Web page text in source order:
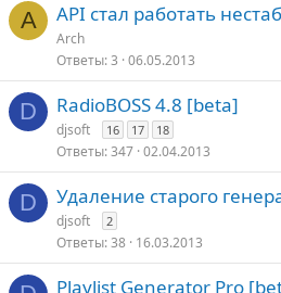
A API стал работать
Arch
Ответы 3 06.05.2013
D RadioBOSS 4.8 [beta]
djsoft 16 17 18
Ответы 347 02.04.2013
D Удаление старого
djsoft 2
Ответы 38 16.03.2013
Playlist Generator Pro